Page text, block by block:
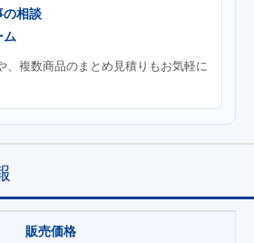
の相談
ム
、複数商品のまとめ見積りもお気軽に
販売価格